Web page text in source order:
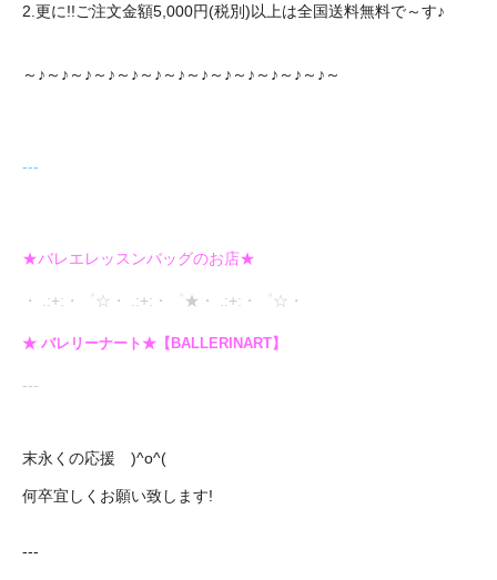
2.更に!!ご注文金額5,000円(税別)以上は全国送料無料で～す♪
～♪～♪～♪～♪～♪～♪～♪～♪～♪～♪～♪～♪～♪～
---
★バレエレッスンバッグのお店★
・ .:+:・゜☆・ .:+:・゜★・ .:+:・゜☆・
★ バレリーナート★【BALLERINART】
---
末永くの応援 )^o^(
何卒宜しくお願い致します!
---